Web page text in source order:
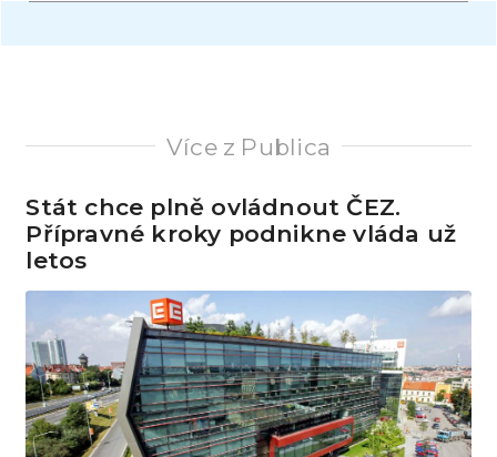
Více z Publica
Stát chce plně ovládnout ČEZ.
Přípravné kroky podnikne vláda už
letos